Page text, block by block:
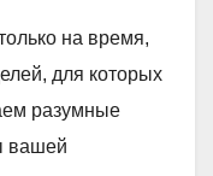
на время,
для которых
разумные
вашей